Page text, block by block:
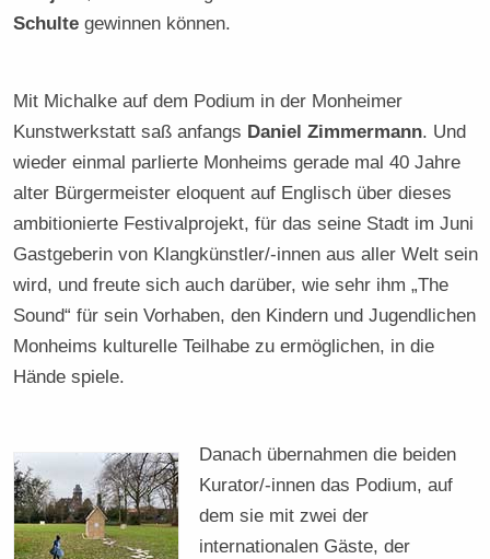
Schulte gewinnen können.
Mit Michalke auf dem Podium in der Monheimer
Kunstwerkstatt saß anfangs Daniel Zimmermann. Und
wieder einmal parlierte Monheims gerade mal 40 Jahre
alter Bürgermeister eloquent auf Englisch über dieses
ambitionierte Festivalprojekt, für das seine Stadt im Juni
Gastgeberin von Klangkünstler/-innen aus aller Welt sein
wird, und freute sich auch darüber, wie sehr ihm „The
Sound“ für sein Vorhaben, den Kindern und Jugendlichen
Monheims kulturelle Teilhabe zu ermöglichen, in die
Hände spiele.
Danach übernahmen die beiden
Kurator/-innen das Podium, auf
dem sie mit zwei der
internationalen Gäste, der